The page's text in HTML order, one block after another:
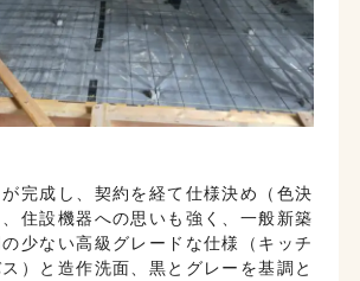
完成し、契約を経て仕様決め（色決
住設機器への思いも強く、一般新築
少ない高級グレードな仕様（キッチ
）と造作洗面、黒とグレーを基調と